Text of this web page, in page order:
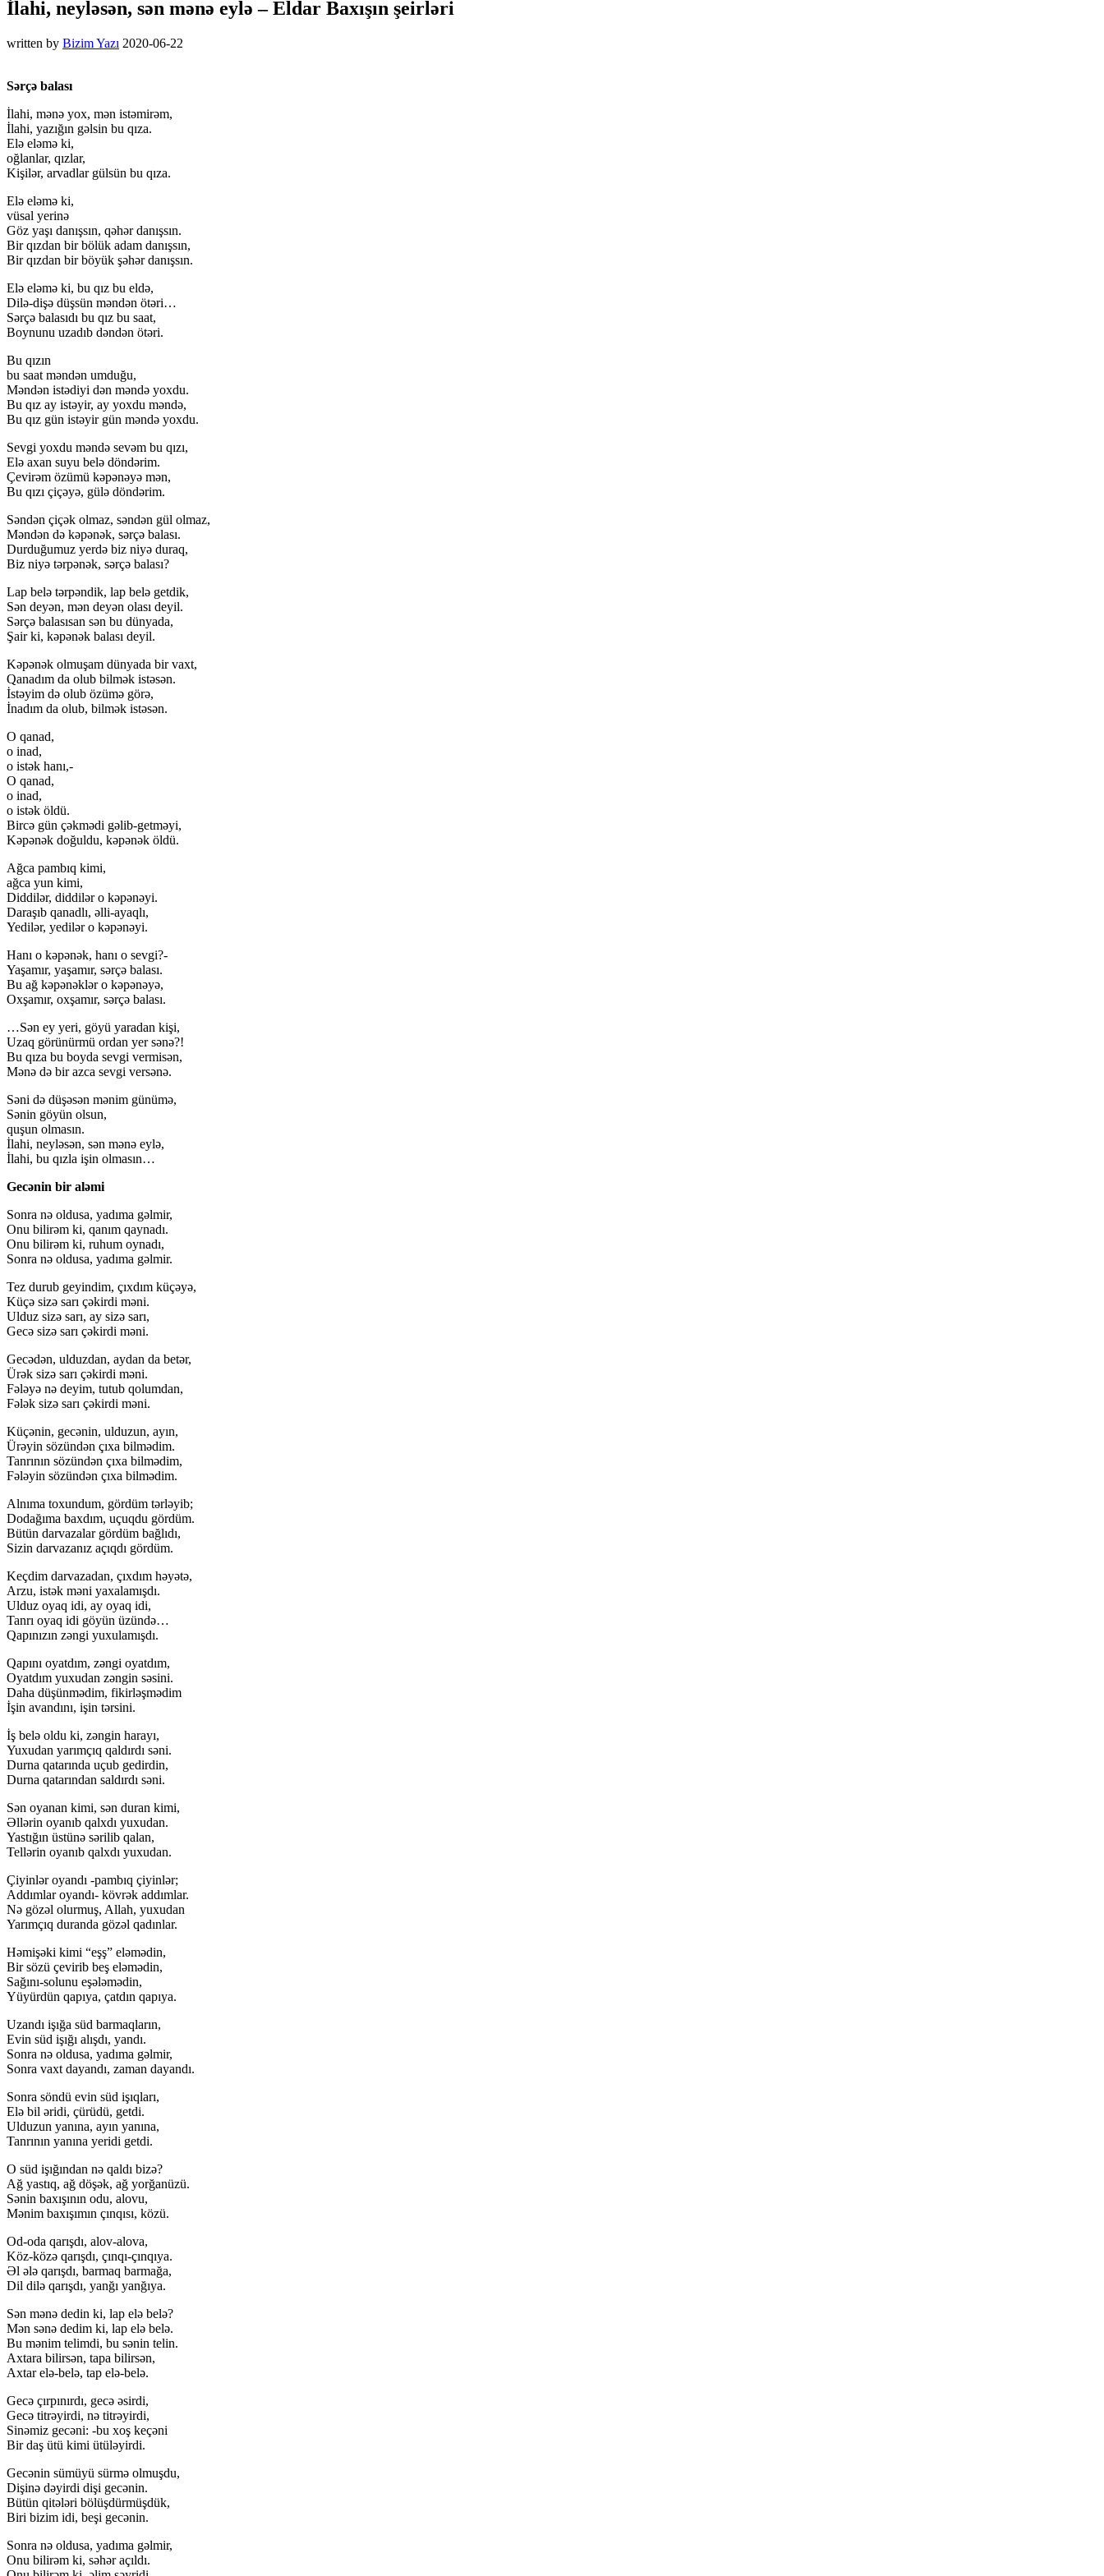
İlahi, neyləsən, sən mənə eylə – Eldar Baxışın şeirləri
written by Bizim Yazı 2020-06-22
Sərçə balası
İlahi, mənə yox, mən istəmirəm,
İlahi, yazığın gəlsin bu qıza.
Elə eləmə ki,
oğlanlar, qızlar,
Kişilər, arvadlar gülsün bu qıza.
Elə eləmə ki,
vüsal yerinə
Göz yaşı danışsın, qəhər danışsın.
Bir qızdan bir bölük adam danışsın,
Bir qızdan bir böyük şəhər danışsın.
Elə eləmə ki, bu qız bu eldə,
Dilə-dişə düşsün məndən ötəri…
Sərçə balasıdı bu qız bu saat,
Boynunu uzadıb dəndən ötəri.
Bu qızın
bu saat məndən umduğu,
Məndən istədiyi dən məndə yoxdu.
Bu qız ay istəyir, ay yoxdu məndə,
Bu qız gün istəyir gün məndə yoxdu.
Sevgi yoxdu məndə sevəm bu qızı,
Elə axan suyu belə döndərim.
Çevirəm özümü kəpənəyə mən,
Bu qızı çiçəyə, gülə döndərim.
Səndən çiçək olmaz, səndən gül olmaz,
Məndən də kəpənək, sərçə balası.
Durduğumuz yerdə biz niyə duraq,
Biz niyə tərpənək, sərçə balası?
Lap belə tərpəndik, lap belə getdik,
Sən deyən, mən deyən olası deyil.
Sərçə balasısan sən bu dünyada,
Şair ki, kəpənək balası deyil.
Kəpənək olmuşam dünyada bir vaxt,
Qanadım da olub bilmək istəsən.
İstəyim də olub özümə görə,
İnadım da olub, bilmək istəsən.
O qanad,
o inad,
o istək hanı,-
O qanad,
o inad,
o istək öldü.
Bircə gün çəkmədi gəlib-getməyi,
Kəpənək doğuldu, kəpənək öldü.
Ağca pambıq kimi,
ağca yun kimi,
Diddilər, diddilər o kəpənəyi.
Daraşıb qanadlı, əlli-ayaqlı,
Yedilər, yedilər o kəpənəyi.
Hanı o kəpənək, hanı o sevgi?-
Yaşamır, yaşamır, sərçə balası.
Bu ağ kəpənəklər o kəpənəyə,
Oxşamır, oxşamır, sərçə balası.
…Sən ey yeri, göyü yaradan kişi,
Uzaq görünürmü ordan yer sənə?!
Bu qıza bu boyda sevgi vermisən,
Mənə də bir azca sevgi versənə.
Səni də düşəsən mənim günümə,
Sənin göyün olsun,
quşun olmasın.
İlahi, neyləsən, sən mənə eylə,
İlahi, bu qızla işin olmasın…
Gecənin bir aləmi
Sonra nə oldusa, yadıma gəlmir,
Onu bilirəm ki, qanım qaynadı.
Onu bilirəm ki, ruhum oynadı,
Sonra nə oldusa, yadıma gəlmir.
Tez durub geyindim, çıxdım küçəyə,
Küçə sizə sarı çəkirdi məni.
Ulduz sizə sarı, ay sizə sarı,
Gecə sizə sarı çəkirdi məni.
Gecədən, ulduzdan, aydan da betər,
Ürək sizə sarı çəkirdi məni.
Fələyə nə deyim, tutub qolumdan,
Fələk sizə sarı çəkirdi məni.
Küçənin, gecənin, ulduzun, ayın,
Ürəyin sözündən çıxa bilmədim.
Tanrının sözündən çıxa bilmədim,
Fələyin sözündən çıxa bilmədim.
Alnıma toxundum, gördüm tərləyib;
Dodağıma baxdım, uçuqdu gördüm.
Bütün darvazalar gördüm bağlıdı,
Sizin darvazanız açıqdı gördüm.
Keçdim darvazadan, çıxdım həyətə,
Arzu, istək məni yaxalamışdı.
Ulduz oyaq idi, ay oyaq idi,
Tanrı oyaq idi göyün üzündə…
Qapınızın zəngi yuxulamışdı.
Qapını oyatdım, zəngi oyatdım,
Oyatdım yuxudan zəngin səsini.
Daha düşünmədim, fikirləşmədim
İşin avandını, işin tərsini.
İş belə oldu ki, zəngin harayı,
Yuxudan yarımçıq qaldırdı səni.
Durna qatarında uçub gedirdin,
Durna qatarından saldırdı səni.
Sən oyanan kimi, sən duran kimi,
Əllərin oyanıb qalxdı yuxudan.
Yastığın üstünə sərilib qalan,
Tellərin oyanıb qalxdı yuxudan.
Çiyinlər oyandı -pambıq çiyinlər;
Addımlar oyandı- kövrək addımlar.
Nə gözəl olurmuş, Allah, yuxudan
Yarımçıq duranda gözəl qadınlar.
Həmişəki kimi “eşş” eləmədin,
Bir sözü çevirib beş eləmədin,
Sağını-solunu eşələmədin,
Yüyürdün qapıya, çatdın qapıya.
Uzandı işığa süd barmaqların,
Evin süd işığı alışdı, yandı.
Sonra nə oldusa, yadıma gəlmir,
Sonra vaxt dayandı, zaman dayandı.
Sonra söndü evin süd işıqları,
Elə bil əridi, çürüdü, getdi.
Ulduzun yanına, ayın yanına,
Tanrının yanına yeridi getdi.
O süd işığından nə qaldı bizə?
Ağ yastıq, ağ döşək, ağ yorğanüzü.
Sənin baxışının odu, alovu,
Mənim baxışımın çınqısı, közü.
Od-oda qarışdı, alov-alova,
Köz-közə qarışdı, çınqı-çınqıya.
Əl ələ qarışdı, barmaq barmağa,
Dil dilə qarışdı, yanğı yanğıya.
Sən mənə dedin ki, lap elə belə?
Mən sənə dedim ki, lap elə belə.
Bu mənim telimdi, bu sənin telin.
Axtara bilirsən, tapa bilirsən,
Axtar elə-belə, tap elə-belə.
Gecə çırpınırdı, gecə əsirdi,
Gecə titrəyirdi, nə titrəyirdi,
Sinəmiz gecəni: -bu xoş keçəni
Bir daş ütü kimi ütüləyirdi.
Gecənin sümüyü sürmə olmuşdu,
Dişinə dəyirdi dişi gecənin.
Bütün qitələri bölüşdürmüşdük,
Biri bizim idi, beşi gecənin.
Sonra nə oldusa, yadıma gəlmir,
Onu bilirəm ki, səhər açıldı.